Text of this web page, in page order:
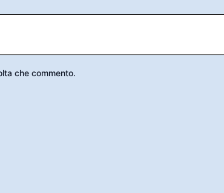
che commento.